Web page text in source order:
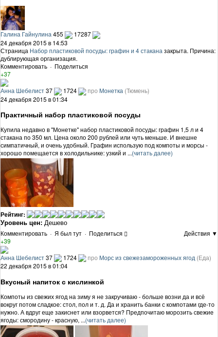
Галина Гайнулина 455
17287
24 декабря 2015 в 14:53
Страница Набор пластиковой посуды: графин и 4 стакана закрыта. Причина:
дублирующая организация.
Комментировать · Поделиться
+37
Анна Шебелист37 1724 про Монетка (Тюмень)
24 декабря 2015 в 01:34
Практичный набор пластиковой посуды
Купила недавно в "Монетке" набор пластиковой посуды: графин 1,5 л и 4
стакана по 350 мл. Цена около 200 рублей или чуть меньше. И внешне
симпатичный, и очень удобный. Графин использую под компоты и морсы -
хорошо помещается в холодильнике: узкий и ...(читать далее)
Рейтинг:
Уровень цен: Дешево
Комментировать · Я был тут · Поделиться
Действия ▼
+39
Анна Шебелист37 1724 про Морс из свежезамороженных ягод (Еда)
22 декабря 2015 в 01:04
Вкусный напиток с кислинкой
Компоты из свежих ягод на зиму я не закручиваю - больше возни да и всё
вокруг потом сладкое: стол, пол и т. д. Да и хранить банки с компотами где-то
нужно. А вдруг еще закиснет или взорвется? Предпочитаю морозить свежие
ягоды: смородину - красную, ...(читать далее)